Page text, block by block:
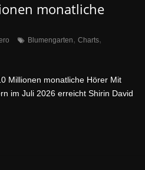
monatliche
Blumengarten, Charts,
Millionen monatliche Hörer Mit
im Juli 2026 erreicht Shirin David